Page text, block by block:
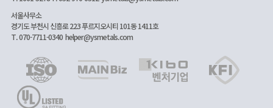
서울사무소
경기도 부천시 신흥로 223 푸르지오시티 101동 1411호
T. 070-7711-0340 helper@ysmetals.com